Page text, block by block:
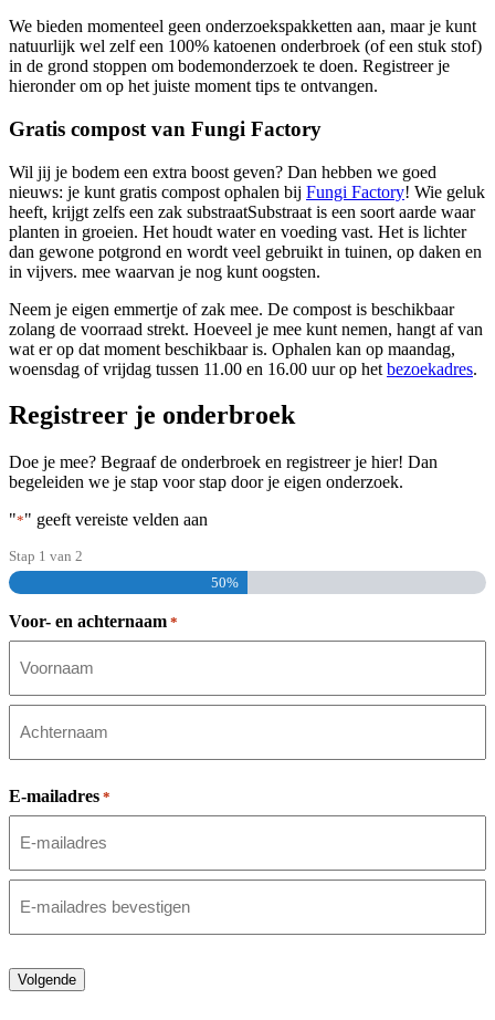
We bieden momenteel geen onderzoekspakketten aan, maar je kunt
natuurlijk wel zelf een 100% katoenen onderbroek (of een stuk stof)
in de grond stoppen om bodemonderzoek te doen. Registreer je
hieronder om op het juiste moment tips te ontvangen.
Gratis compost van Fungi Factory
Wil jij je bodem een extra boost geven? Dan hebben we goed
nieuws: je kunt gratis compost ophalen bij Fungi Factory! Wie geluk
heeft, krijgt zelfs een zak substraatSubstraat is een soort aarde waar
planten in groeien. Het houdt water en voeding vast. Het is lichter
dan gewone potgrond en wordt veel gebruikt in tuinen, op daken en
in vijvers. mee waarvan je nog kunt oogsten.
Neem je eigen emmertje of zak mee. De compost is beschikbaar
zolang de voorraad strekt. Hoeveel je mee kunt nemen, hangt af van
wat er op dat moment beschikbaar is. Ophalen kan op maandag,
woensdag of vrijdag tussen 11.00 en 16.00 uur op het bezoekadres.
Registreer je onderbroek
Doe je mee? Begraaf de onderbroek en registreer je hier! Dan
begeleiden we je stap voor stap door je eigen onderzoek.
"*" geeft vereiste velden aan
Stap 1 van 2
50%
Voor- en achternaam *
Voornaam
E-mailadres *
E-
mailadres
mailadres
bevestigen
Volgende